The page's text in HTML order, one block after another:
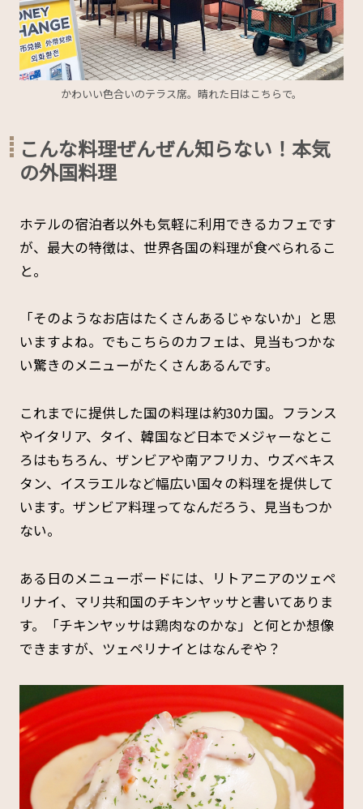
かわいい色合いのテラス席。晴れた日はこちらで。
こんな料理ぜんぜん知らない！本気
の外国料理
ホテルの宿泊者以外も気軽に利用できるカフェです
が、最大の特徴は、世界各国の料理が食べられるこ
と。
「そのようなお店はたくさんあるじゃないか」と思
いますよね。でもこちらのカフェは、見当もつかな
い驚きのメニューがたくさんあるんです。
これまでに提供した国の料理は約30カ国。フランス
やイタリア、タイ、韓国など日本でメジャーなとこ
ろはもちろん、ザンビアや南アフリカ、ウズベキス
タン、イスラエルなど幅広い国々の料理を提供して
います。ザンビア料理ってなんだろう、見当もつか
ない。
ある日のメニューボードには、リトアニアのツェペ
リナイ、マリ共和国のチキンヤッサと書いてありま
す。「チキンヤッサは鶏肉なのかな」と何とか想像
できますが、ツェペリナイとはなんぞや？